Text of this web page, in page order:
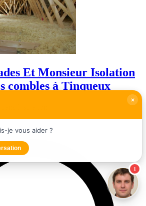
Et Monsieur Isolation
combles à Tinqueux
l'isolation
1
je vous aider ?